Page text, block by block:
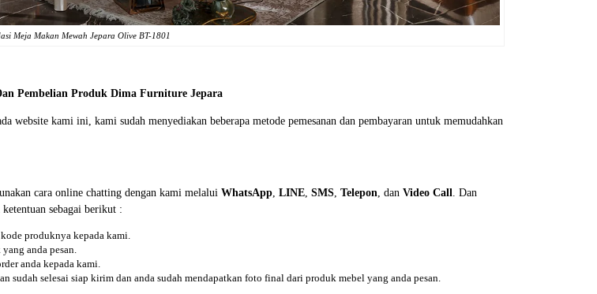
Meja Makan Mewah Jepara Olive BT-1801
Pembelian Produk Dima Furniture Jepara
website kami ini, kami sudah menyediakan beberapa metode pemesanan dan pembayaran untuk memudahkan
cara online chatting dengan kami melalui WhatsApp, LINE, SMS, Telepon, dan Video Call. Dan
sebagai berikut :
produknya kepada kami.
anda pesan.
anda kepada kami.
sudah selesai siap kirim dan anda sudah mendapatkan foto final dari produk mebel yang anda pesan.